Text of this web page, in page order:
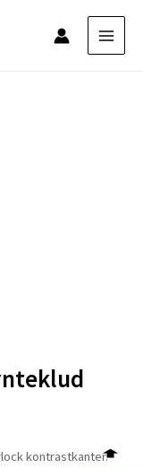
kontrastkanter.